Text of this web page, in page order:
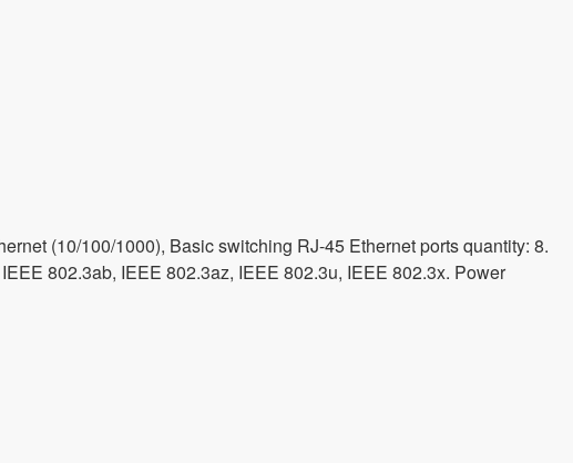
(10/100/1000), Basic switching RJ-45 Ethernet ports quantity: 8.
802.3ab, IEEE 802.3az, IEEE 802.3u, IEEE 802.3x. Power